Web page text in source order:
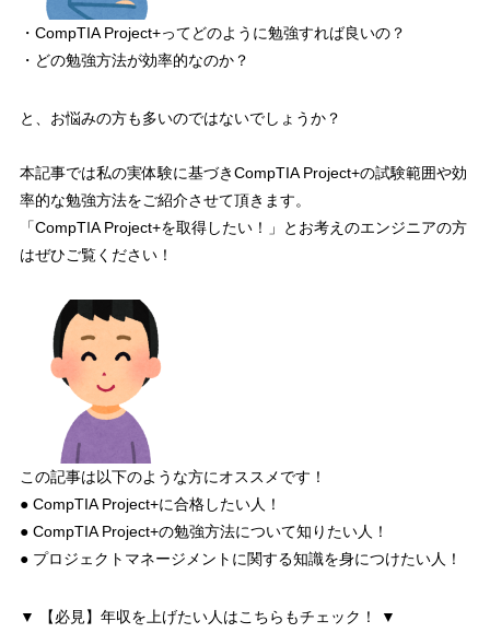
・CompTIA Project+ってどのように勉強すれば良いの？
・どの勉強方法が効率的なのか？
と、お悩みの方も多いのではないでしょうか？
本記事では私の実体験に基づきCompTIA Project+の試験範囲や効
率的な勉強方法をご紹介させて頂きます。
「CompTIA Project+を取得したい！」とお考えのエンジニアの方
はぜひご覧ください！
この記事は以下のような方にオススメです！
● CompTIA Project+に合格したい人！
● CompTIA Project+の勉強方法について知りたい人！
● プロジェクトマネージメントに関する知識を身につけたい人！
▼ 【必見】年収を上げたい人はこちらもチェック！ ▼